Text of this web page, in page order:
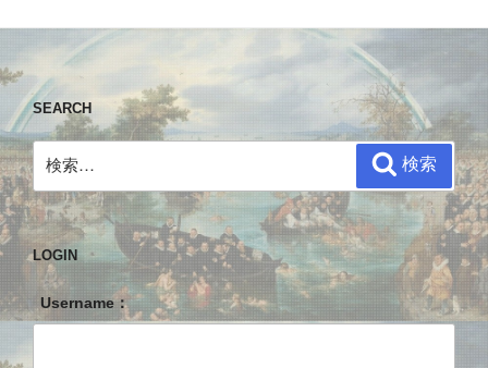
SEARCH
検
検索
LOGIN
Username：